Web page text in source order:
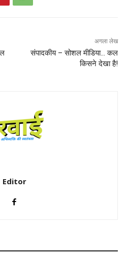
अगला लेख
संपादकीय – सोशल मीडिया… कल
किसने देखा है!
Editor